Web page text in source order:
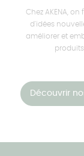
Chez AKENA,
d'idées
améliorer et
produits
Découvrir